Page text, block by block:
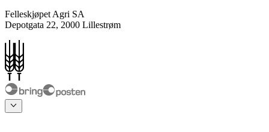
Felleskjøpet Agri SA
Depotgata 22, 2000 Lillestrøm